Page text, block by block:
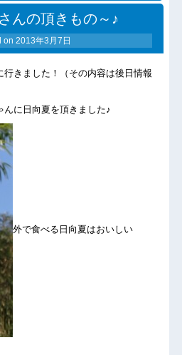
んの頂きもの～♪
on 2013年3月7日
きました！（その内容は後日情報
に日向夏を頂きました♪
外で食べる日向夏はおいしい